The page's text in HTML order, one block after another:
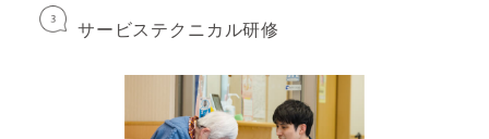
サービステクニカル研修